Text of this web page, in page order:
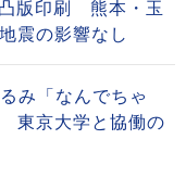
版印刷 熊本・玉
震の影響なし
み「なんでちゃ
東京大学と協働の